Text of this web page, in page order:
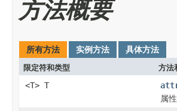
方法概要
所有方法 实例方法 具体方法
限定符和类型 方法
<T> T
属